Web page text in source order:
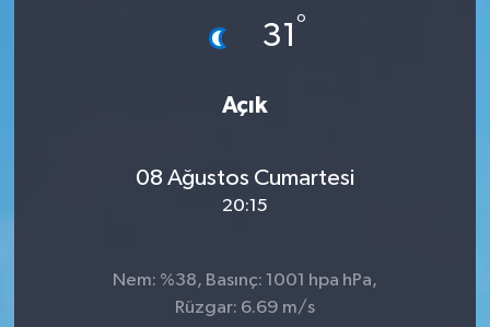
31 °
Açık
08 Ağustos Cumartesi
20:15
Nem: %38, Basınç: 1001 hpa hPa,
Rüzgar: 6.69 m/s